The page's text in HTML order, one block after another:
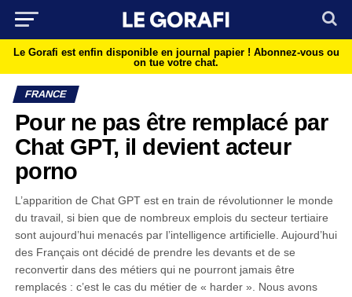
Le Gorafi est enfin disponible en journal papier ! Abonnez-vous ou
on tue votre chat.
FRANCE
Pour ne pas être remplacé par
Chat GPT, il devient acteur
porno
L’apparition de Chat GPT est en train de révolutionner le monde
du travail, si bien que de nombreux emplois du secteur tertiaire
sont aujourd’hui menacés par l’intelligence artificielle. Aujourd’hui
des Français ont décidé de prendre les devants et de se
reconvertir dans des métiers qui ne pourront jamais être
remplacés : c’est le cas du métier de « harder ». Nous avons